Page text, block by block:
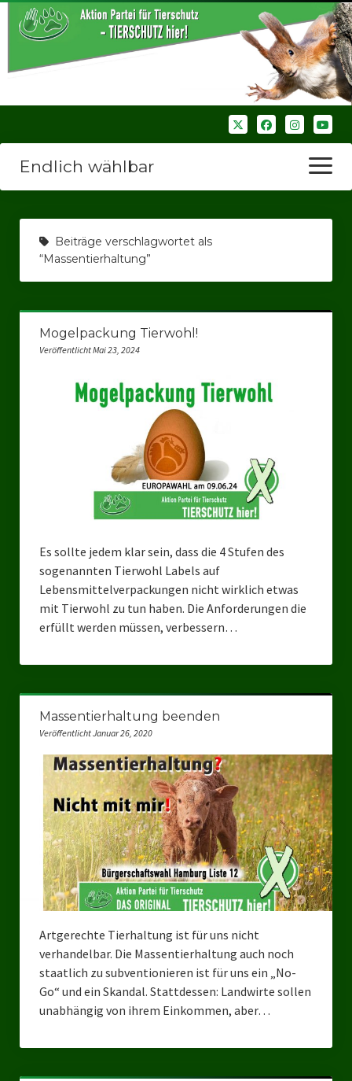
Endlich wählbar
Menü
öffnen
Wir über uns
Unsere Verbände
Bezirksverbände
Bezirksverband Ruhrparlamenrt
Bezirksverband Mettmann
Kreisverband Düsseldorf
Kreisverband Neuss
Kreisverband Erkrath
Kreisverband Solingen
Kreisverband Duisburg
Kreisverband Gelsenkirchen
Landesverbände
Landesverband Thüringen
Landesverband Sachsen-Anhalt
Landesverband Sachsen
Landesverband Schleswig-Holstein
Landesverband Mecklenburg-Vorpommern
Landesverband Hamburg
Landesverband Berlin
Kommunale Gremien
Ratsgruppe Freie Wähler Tierschutz PARTEI Düsseldorf
Beiträge verschlagwortet als
“Massentierhaltung”
Mogelpackung Tierwohl!
Veröffentlicht Mai 23, 2024
Es sollte jedem klar sein, dass die 4 Stufen des
sogenannten Tierwohl Labels auf
Lebensmittelverpackungen nicht wirklich etwas
mit Tierwohl zu tun haben. Die Anforderungen die
erfüllt werden müssen, verbessern…
Massentierhaltung beenden
Veröffentlicht Januar 26, 2020
Artgerechte Tierhaltung ist für uns nicht
verhandelbar. Die Massentierhaltung auch noch
staatlich zu subventionieren ist für uns ein „No-
Go“ und ein Skandal. Stattdessen: Landwirte sollen
unabhängig von ihrem Einkommen, aber…